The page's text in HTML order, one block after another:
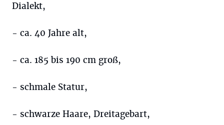
Dialekt,
- ca. 40 Jahre alt,
- ca. 185 bis 190 cm groß,
- schmale Statur,
- schwarze Haare, Dreitagebart,